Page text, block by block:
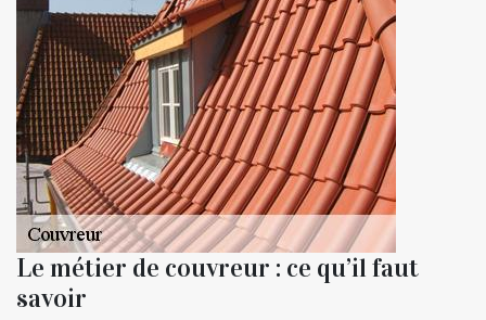
Le métier de couvreur : ce qu’il faut
savoir